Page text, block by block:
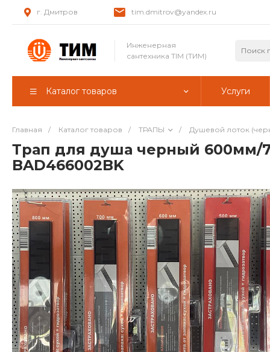
г. Дмитров tim.dmitrov@yandex.ru
Инженерная
сантехника TIM (ТИМ)
Каталог товаров Услуги
Главная / Каталог товаров / ТРАПЫ / Душевой лоток
Трап для душа черный 600мм/
BAD466002BK